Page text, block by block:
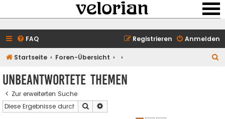
FAQ Anmelden
Registrieren
Startseite Foren-Übersicht
Unbeantwortete Themen
Zur erweiterten Suche
Suche